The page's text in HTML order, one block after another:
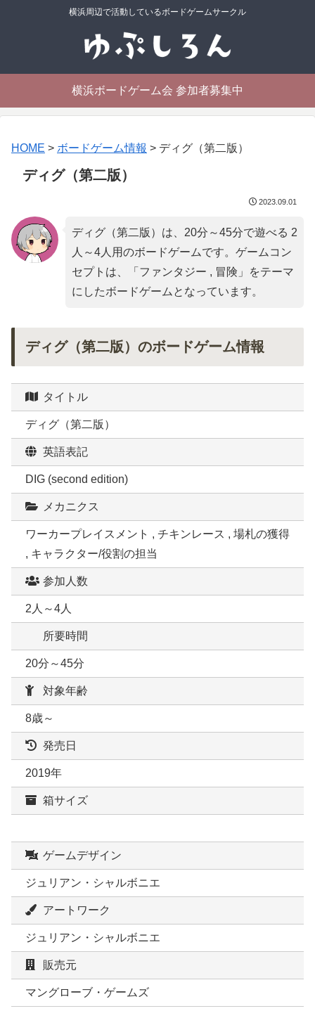
横浜周辺で活動しているボードゲームサークル
横浜ボードゲーム会 参加者募集中
HOME > ボードゲーム情報 > ディグ（第二版）
ディグ（第二版）
2023.09.01
ディグ（第二版）は、20分～45分で遊べる 2
人～4人用のボードゲームです。ゲームコン
セプトは、「 ファンタジー , 冒険 」をテーマ
にしたボードゲームとなっています。
ディグ（第二版）のボードゲーム情報
タイトル
ディグ（第二版）
英語表記
DIG (second edition)
メカニクス
ワーカープレイスメント , チキンレース , 場札の獲得
, キャラクター/役割の担当
参加人数
2人～4人
所要時間
20分～45分
対象年齢
8歳～
発売日
2019年
箱サイズ
ゲームデザイン
ジュリアン・シャルボニエ
アートワーク
ジュリアン・シャルボニエ
販売元
マングローブ・ゲームズ